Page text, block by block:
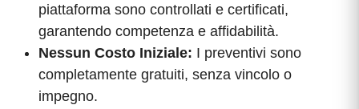
piattaforma sono controllati e certificati,
garantendo competenza e affidabilità.
Nessun Costo Iniziale: I preventivi sono
completamente gratuiti, senza vincolo o
impegno.